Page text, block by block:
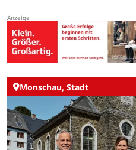
Monschau, Stadt